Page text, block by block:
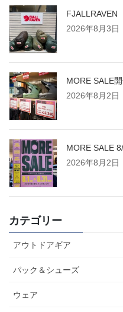
FJALLRAVEN
2026年8月3日
MORE SALE
2026年8月2日
MORE SALE
2026年8月2日
カテゴリー
アウトドアギア
パック＆シューズ
ウェア